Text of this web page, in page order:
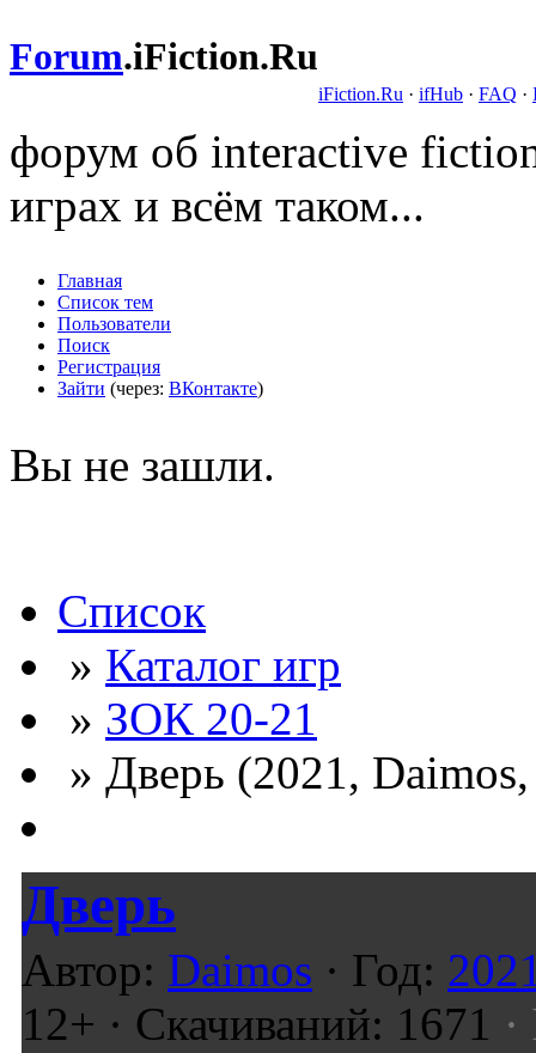
Forum.iFiction.Ru
iFiction.Ru · ifHub · FAQ ·
форум об interactive
играх и всём таком...
Главная
Список тем
Пользователи
Поиск
Регистрация
Зайти (через: ВКонтакте)
Вы не зашли.
Список
» Каталог игр
» ЗОК 20-21
» Дверь (2021,
Дверь
Автор: Daimos · Год:
12+ · Скачиваний: 1671